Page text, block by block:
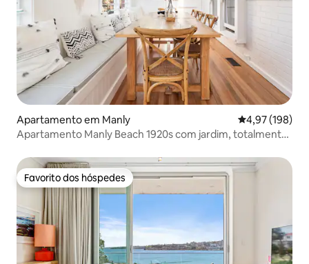
Apartamento em Manly Classificação
4,97 (198)
Apartamento Manly Beach 1920s com jardim, totalmente
Favorito dos hóspedes
Favorito dos hóspedes